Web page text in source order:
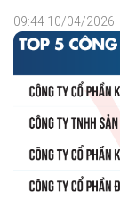
09:44 10/04/2026